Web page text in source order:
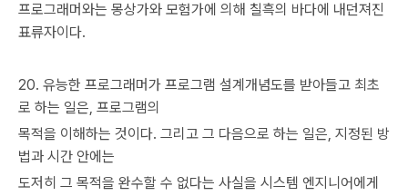
프로그래머와는 몽상가와 모험가에 의해 칠흑의 바다에 내던져진
표류자이다.
20. 유능한 프로그래머가 프로그램 설계개념도를 받아들고 최초
로 하는 일은, 프로그램의
목적을 이해하는 것이다. 그리고 그 다음으로 하는 일은, 지정된 방
법과 시간 안에는
도저히 그 목적을 완수할 수 없다는 사실을 시스템 엔지니어에게